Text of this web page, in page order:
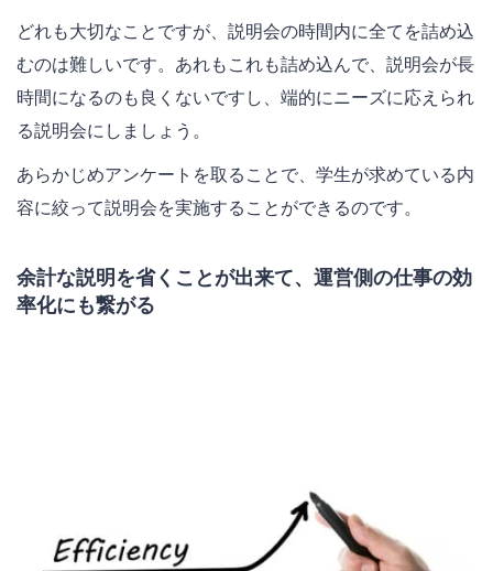
どれも大切なことですが、説明会の時間内に全てを詰め込
むのは難しいです。あれもこれも詰め込んで、説明会が長
時間になるのも良くないですし、端的にニーズに応えられ
る説明会にしましょう。
あらかじめアンケートを取ることで、学生が求めている内
容に絞って説明会を実施することができるのです。
余計な説明を省くことが出来て、運営側の仕事の効
率化にも繋がる